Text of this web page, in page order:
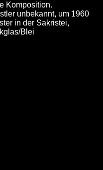
Komposition.
unbekannt, um 1960
in der Sakristei,
Blei